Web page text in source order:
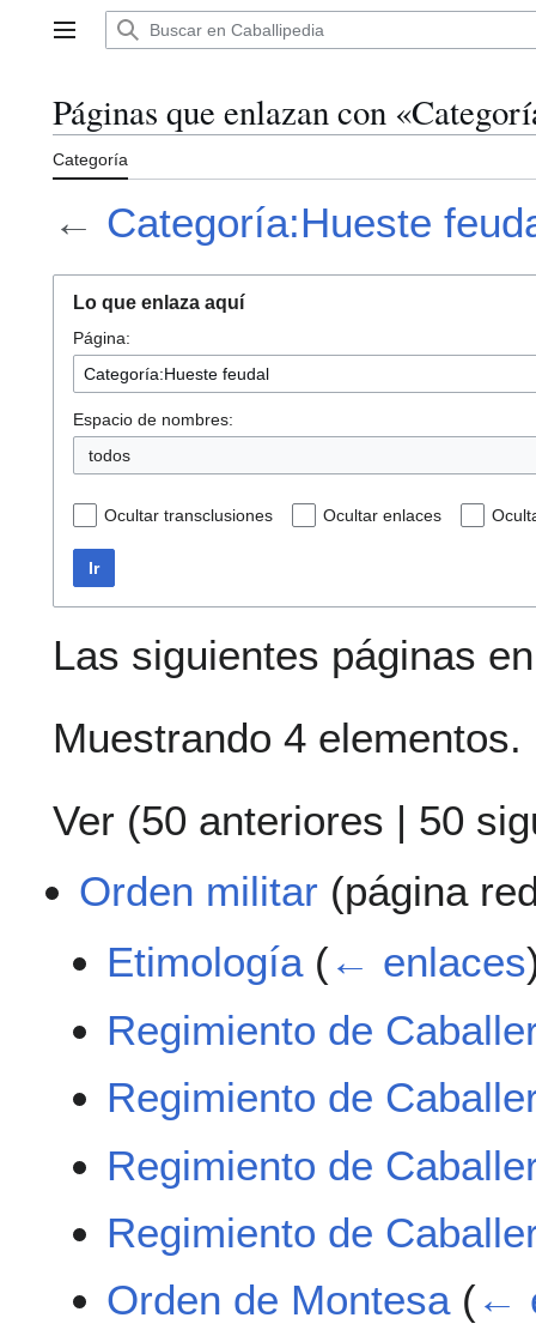
Menú principal
Páginas que enlazan con
Categoría
← Categoría:Hueste
Lo que enlaza aquí
Página:
Espacio de nombres:
todos
Ocultar transclusiones Ocultar enlaces
Ir
Las siguientes páginas
Muestrando 4 elementos.
Ver (50 anteriores | 50
Orden militar (página
Etimología (← enlaces
Regimiento de
Regimiento de
Regimiento de
Regimiento de
Orden de Montesa (←